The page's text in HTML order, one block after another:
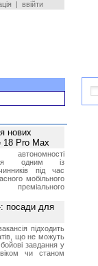
| ввійти
нових
18 Pro Max
одним із
під час
мобільного
преміального
посади для
підходить
що не можуть
завдання у
віком чи станом